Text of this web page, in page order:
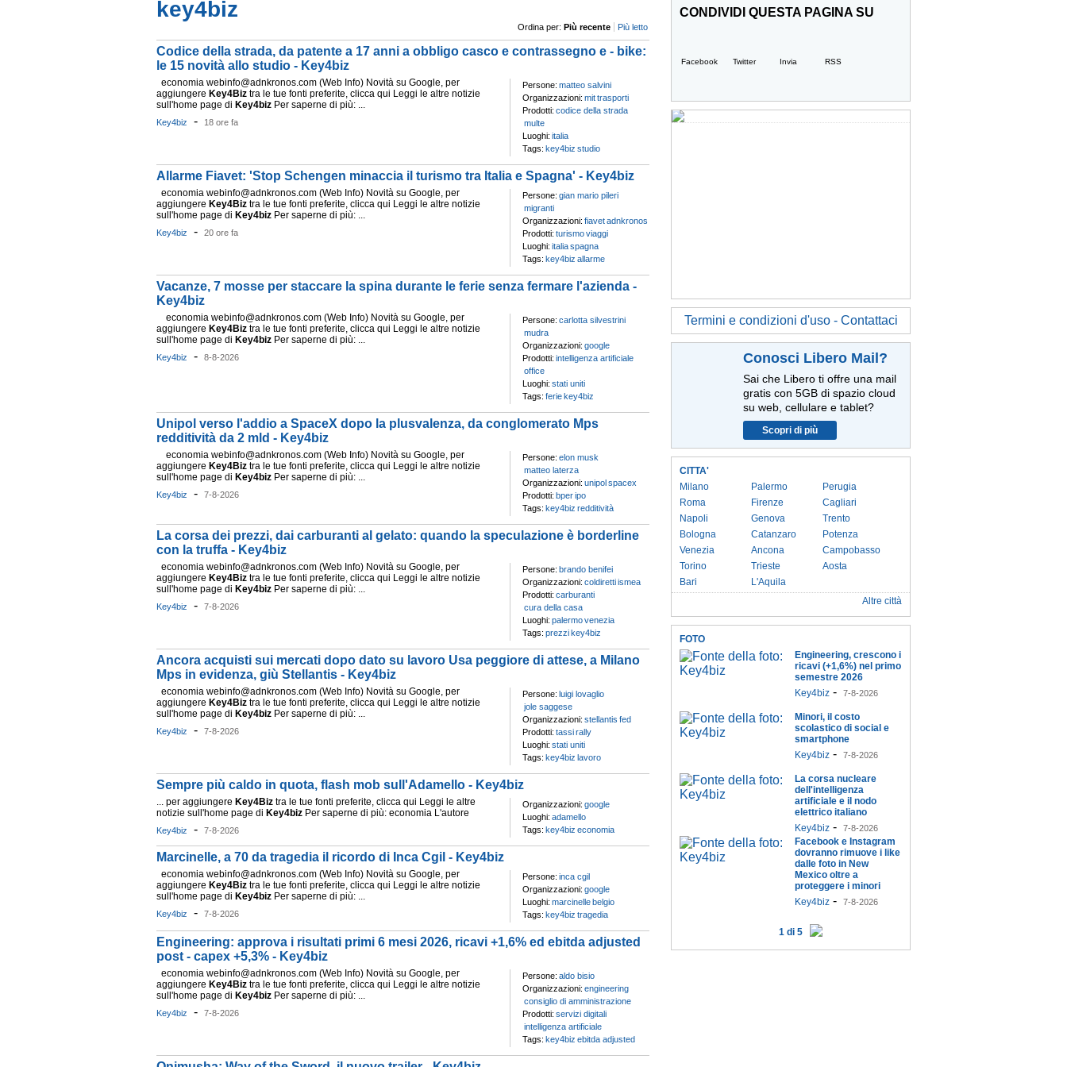
key4biz
Ordina per: Più recente Più letto
Codice della strada, da patente a 17 anni a obbligo casco e contrassegno e - bike:
le 15 novità allo studio - Key4biz
economia webinfo@adnkronos.com (Web Info) Novità su Google, per
aggiungere Key4Biz tra le tue fonti preferite, clicca qui Leggi le altre notizie
sull'home page di Key4biz Per saperne di più: ...
Key4biz - 18 ore fa
Persone: matteo salvini
Organizzazioni: mittrasporti
Prodotti: codice della strada
multe
Luoghi: italia
Tags: key4biz studio
Allarme Fiavet: 'Stop Schengen minaccia il turismo tra Italia e Spagna' - Key4biz
economia webinfo@adnkronos.com (Web Info) Novità su Google, per
aggiungere Key4Biz tra le tue fonti preferite, clicca qui Leggi le altre notizie
sull'home page di Key4biz Per saperne di più: ...
Key4biz - 20 ore fa
Persone: gian mario pileri
migranti
Organizzazioni: fiavetadnkronos
Prodotti: turismoviaggi
Luoghi: italiaspagna
Tags: key4biz allarme
Vacanze, 7 mosse per staccare la spina durante le ferie senza fermare l'azienda -
Key4biz
economia webinfo@adnkronos.com (Web Info) Novità su Google, per
aggiungere Key4Biz tra le tue fonti preferite, clicca qui Leggi le altre notizie
sull'home page di Key4biz Per saperne di più: ...
Key4biz - 8-8-2026
Persone: carlotta silvestrini
mudra
Organizzazioni: google
Prodotti: intelligenza artificiale
office
Luoghi: stati uniti
Tags: feriekey4biz
Unipol verso l'addio a SpaceX dopo la plusvalenza, da conglomerato Mps
redditività da 2 mld - Key4biz
economia webinfo@adnkronos.com (Web Info) Novità su Google, per
aggiungere Key4Biz tra le tue fonti preferite, clicca qui Leggi le altre notizie
sull'home page di Key4biz Per saperne di più: ...
Key4biz - 7-8-2026
Persone: elon musk
matteo laterza
Organizzazioni: unipolspacex
Prodotti: bperipo
Tags: key4biz redditività
La corsa dei prezzi, dai carburanti al gelato: quando la speculazione è borderline
con la truffa - Key4biz
economia webinfo@adnkronos.com (Web Info) Novità su Google, per
aggiungere Key4Biz tra le tue fonti preferite, clicca qui Leggi le altre notizie
sull'home page di Key4biz Per saperne di più: ...
Key4biz - 7-8-2026
Persone: brando benifei
Organizzazioni: coldirettiismea
Prodotti: carburanti
cura della casa
Luoghi: palermovenezia
Tags: prezzikey4biz
Ancora acquisti sui mercati dopo dato su lavoro Usa peggiore di attese, a Milano
Mps in evidenza, giù Stellantis - Key4biz
economia webinfo@adnkronos.com (Web Info) Novità su Google, per
aggiungere Key4Biz tra le tue fonti preferite, clicca qui Leggi le altre notizie
sull'home page di Key4biz Per saperne di più: ...
Key4biz - 7-8-2026
Persone: luigi lovaglio
jole saggese
Organizzazioni: stellantis fed
Prodotti: tassirally
Luoghi: stati uniti
Tags: key4biz lavoro
Sempre più caldo in quota, flash mob sull'Adamello - Key4biz
... per aggiungere Key4Biz tra le tue fonti preferite, clicca qui Leggi le altre
notizie sull'home page di Key4biz Per saperne di più: economia L'autore
Key4biz - 7-8-2026
Organizzazioni: google
Luoghi: adamello
Tags: key4biz economia
Marcinelle, a 70 da tragedia il ricordo di Inca Cgil - Key4biz
economia webinfo@adnkronos.com (Web Info) Novità su Google, per
aggiungere Key4Biz tra le tue fonti preferite, clicca qui Leggi le altre notizie
sull'home page di Key4biz Per saperne di più: ...
Key4biz - 7-8-2026
Persone: inca cgil
Organizzazioni: google
Luoghi: marcinellebelgio
Tags: key4biz tragedia
Engineering: approva i risultati primi 6 mesi 2026, ricavi +1,6% ed ebitda adjusted
post - capex +5,3% - Key4biz
economia webinfo@adnkronos.com (Web Info) Novità su Google, per
aggiungere Key4Biz tra le tue fonti preferite, clicca qui Leggi le altre notizie
sull'home page di Key4biz Per saperne di più: ...
Key4biz - 7-8-2026
Persone: aldo bisio
Organizzazioni: engineering
consiglio di amministrazione
Prodotti: servizi digitali
intelligenza artificiale
Tags: key4biz ebitda adjusted
CONDIVIDI QUESTA PAGINA SU
Facebook Twitter Invia RSS
Termini e condizioni d'uso - Contattaci
Conosci Libero Mail?
Sai che Libero ti offre una mail
gratis con 5GB di spazio cloud
su web, cellulare e tablet?
Scopri di più
CITTA'
Milano
Roma
Napoli
Bologna
Venezia
Torino
Bari
Palermo
Firenze
Genova
Catanzaro
Ancona
Trieste
L'Aquila
Perugia
Cagliari
Trento
Potenza
Campobasso
Aosta
Altre città
FOTO
Engineering, crescono i
ricavi (+1,6%) nel primo
semestre 2026
Key4biz - 7-8-2026
Minori, il costo
scolastico di social e
smartphone
Key4biz - 7-8-2026
La corsa nucleare
dell'intelligenza
artificiale e il nodo
elettrico italiano
Key4biz - 7-8-2026
Facebook e Instagram
dovranno rimuove i like
dalle foto in New
Mexico oltre a
proteggere i minori
Key4biz - 7-8-2026
1 di 5